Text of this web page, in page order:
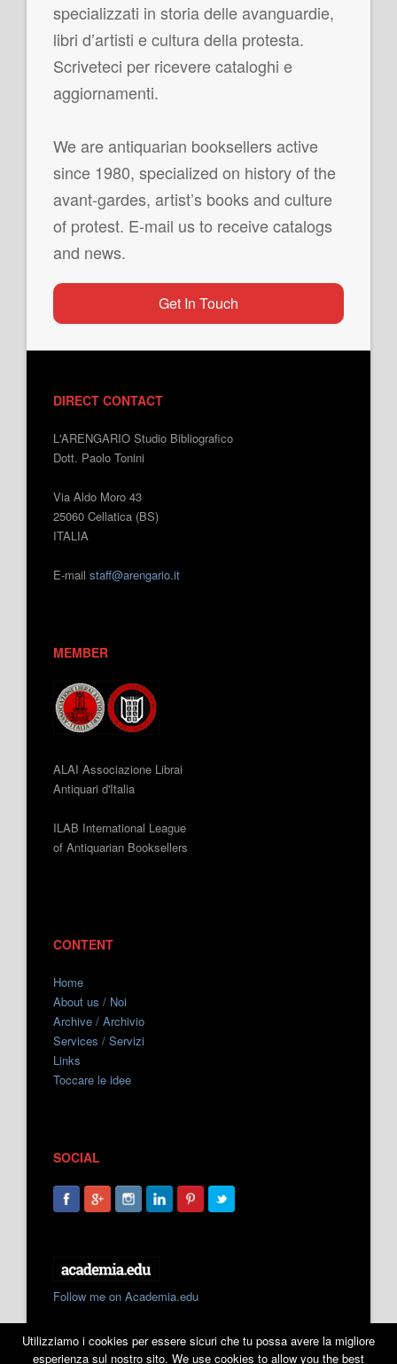
specializzati in storia delle avanguardie,
libri d’artisti e cultura della protesta.
Scriveteci per ricevere cataloghi e
aggiornamenti.
We are antiquarian booksellers active
since 1980, specialized on history of the
avant-gardes, artist’s books and culture
of protest. E-mail us to receive catalogs
and news.
Get In Touch
DIRECT CONTACT
L'ARENGARIO Studio Bibliografico
Dott. Paolo Tonini
Via Aldo Moro 43
25060 Cellatica (BS)
ITALIA
E-mail staff@arengario.it
MEMBER
ALAI Associazione Librai
Antiquari d'Italia
ILAB International League
of Antiquarian Booksellers
CONTENT
Home
About us / Noi
Archive / Archivio
Services / Servizi
Links
Toccare le idee
SOCIAL
Follow me on Academia.edu
Utilizziamo i cookies per essere sicuri che tu possa avere la migliore
esperienza sul nostro sito. We use cookies to allow you the best